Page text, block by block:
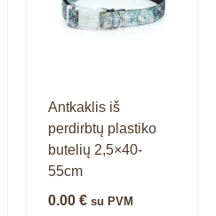
Antkaklis iš
perdirbtų plastiko
butelių 2,5×40-
55cm
0.00 € su PVM